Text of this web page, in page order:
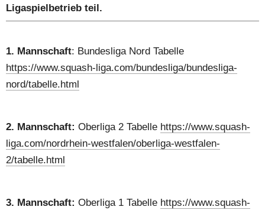
Ligaspielbetrieb teil.
1. Mannschaft
https://www.squash-liga.com/bundesliga/bundesliga-
nord/tabelle.html
2. Mannschaft: Oberliga 2 Tabelle https://www.squash-
liga.com/nordrhein-westfalen/oberliga-westfalen-
2/tabelle.html
3. Mannschaft: Oberliga 1 Tabelle https://www.squash-